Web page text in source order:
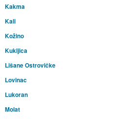
Kakma
Kali
Kožino
Kukljica
Lišane Ostrovičke
Lovinac
Lukoran
Molat